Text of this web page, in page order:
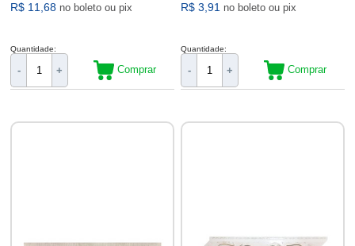
R$ 11,68 no boleto ou pix
Quantidade:
- + Comprar
R$ 3,91 no boleto ou pix
Quantidade:
- + Comprar